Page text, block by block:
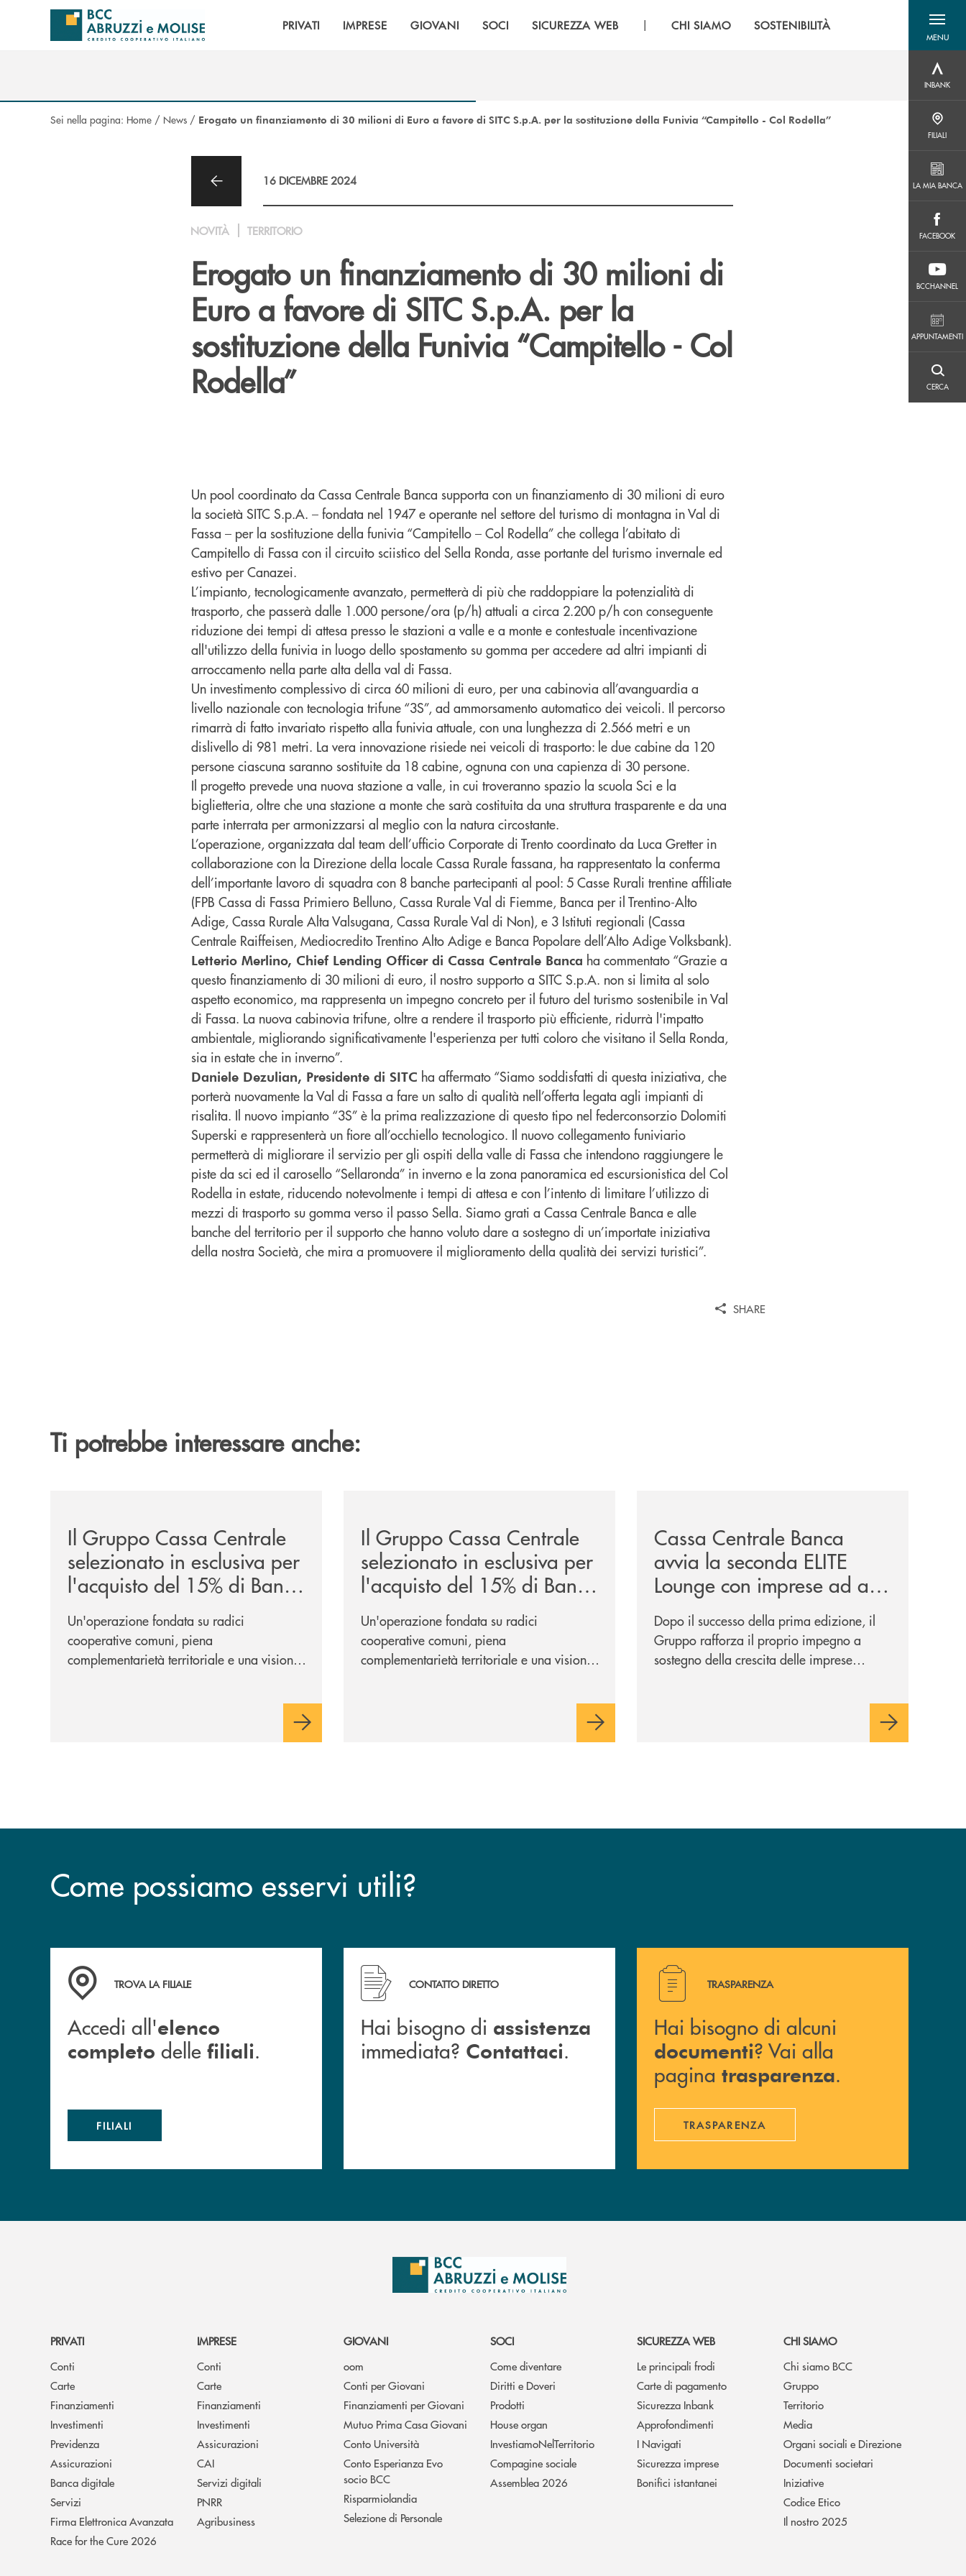
Salta al contenuto principale
PRIVATI IMPRESE GIOVANI SOCI SICUREZZA WEB | CHI SIAMO SOSTENIBILITÀ
MENU
menu
INBANK
FILIALI
LA MIA BANCA
FACEBOOK
BCCHANNEL
APPUNTAMENTI
CERCA
Sei nella pagina: Home / News / Erogato un finanziamento di 30 milioni di Euro a favore di SITC S.p.A. per la sostituzione della Funivia “Campitello - Col Rodella”
16 DICEMBRE 2024
NOVITÀ TERRITORIO
Erogato un finanziamento di 30 milioni di
Euro a favore di SITC S.p.A. per la
sostituzione della Funivia “Campitello - Col
Rodella”
Un pool coordinato da Cassa Centrale Banca supporta con un finanziamento di 30 milioni di euro
la società SITC S.p.A. – fondata nel 1947 e operante nel settore del turismo di montagna in Val di
Fassa – per la sostituzione della funivia “Campitello – Col Rodella” che collega l’abitato di
Campitello di Fassa con il circuito sciistico del Sella Ronda, asse portante del turismo invernale ed
estivo per Canazei.
L’impianto, tecnologicamente avanzato, permetterà di più che raddoppiare la potenzialità di
trasporto, che passerà dalle 1.000 persone/ora (p/h) attuali a circa 2.200 p/h con conseguente
riduzione dei tempi di attesa presso le stazioni a valle e a monte e contestuale incentivazione
all'utilizzo della funivia in luogo dello spostamento su gomma per accedere ad altri impianti di
arroccamento nella parte alta della val di Fassa.
Un investimento complessivo di circa 60 milioni di euro, per una cabinovia all’avanguardia a
livello nazionale con tecnologia trifune “3S”, ad ammorsamento automatico dei veicoli. Il percorso
rimarrà di fatto invariato rispetto alla funivia attuale, con una lunghezza di 2.566 metri e un
dislivello di 981 metri. La vera innovazione risiede nei veicoli di trasporto: le due cabine da 120
persone ciascuna saranno sostituite da 18 cabine, ognuna con una capienza di 30 persone.
Il progetto prevede una nuova stazione a valle, in cui troveranno spazio la scuola Sci e la
biglietteria, oltre che una stazione a monte che sarà costituita da una struttura trasparente e da una
parte interrata per armonizzarsi al meglio con la natura circostante.
L’operazione, organizzata dal team dell’ufficio Corporate di Trento coordinato da Luca Gretter in
collaborazione con la Direzione della locale Cassa Rurale fassana, ha rappresentato la conferma
dell’importante lavoro di squadra con 8 banche partecipanti al pool: 5 Casse Rurali trentine affiliate
(FPB Cassa di Fassa Primiero Belluno, Cassa Rurale Val di Fiemme, Banca per il Trentino-Alto
Adige, Cassa Rurale Alta Valsugana, Cassa Rurale Val di Non), e 3 Istituti regionali (Cassa
Centrale Raiffeisen, Mediocredito Trentino Alto Adige e Banca Popolare dell’Alto Adige Volksbank).
Letterio Merlino, Chief Lending Officer di Cassa Centrale Banca ha commentato “Grazie a
questo finanziamento di 30 milioni di euro, il nostro supporto a SITC S.p.A. non si limita al solo
aspetto economico, ma rappresenta un impegno concreto per il futuro del turismo sostenibile in Val
di Fassa. La nuova cabinovia trifune, oltre a rendere il trasporto più efficiente, ridurrà l'impatto
ambientale, migliorando significativamente l'esperienza per tutti coloro che visitano il Sella Ronda,
sia in estate che in inverno”.
Daniele Dezulian, Presidente di SITC ha affermato “Siamo soddisfatti di questa iniziativa, che
porterà nuovamente la Val di Fassa a fare un salto di qualità nell’offerta legata agli impianti di
risalita. Il nuovo impianto “3S” è la prima realizzazione di questo tipo nel federconsorzio Dolomiti
Superski e rappresenterà un fiore all’occhiello tecnologico. Il nuovo collegamento funiviario
permetterà di migliorare il servizio per gli ospiti della valle di Fassa che intendono raggiungere le
piste da sci ed il carosello “Sellaronda” in inverno e la zona panoramica ed escursionistica del Col
Rodella in estate, riducendo notevolmente i tempi di attesa e con l’intento di limitare l’utilizzo di
mezzi di trasporto su gomma verso il passo Sella. Siamo grati a Cassa Centrale Banca e alle
banche del territorio per il supporto che hanno voluto dare a sostegno di un’importate iniziativa
della nostra Società, che mira a promuovere il miglioramento della qualità dei servizi turistici”.
SHARE
Ti potrebbe interessare anche:
Il Gruppo Cassa Centrale
selezionato in esclusiva per
l'acquisto del 15% di Banca
Cambiano 1884
Un'operazione fondata su radici
cooperative comuni, piena
complementarietà territoriale e una visione
Il Gruppo Cassa Centrale
selezionato in esclusiva per
l'acquisto del 15% di Banca
Cambiano 1884
Un'operazione fondata su radici
cooperative comuni, piena
complementarietà territoriale e una visione
Cassa Centrale Banca
avvia la seconda ELITE
Lounge con imprese ad alto
potenziale
Dopo il successo della prima edizione, il
Gruppo rafforza il proprio impegno a
sostegno della crescita delle imprese
Come possiamo esservi utili?
Accedi all' elenco completo delle filiali .
TROVA LA FILIALE
Accedi all'elenco
completo delle filiali.
FILIALI
CONTATTO DIRETTO
Hai bisogno di assistenza
immediata? Contattaci.
Hai bisogno di alcuni documenti ? Vai alla pagina
TRASPARENZA
Hai bisogno di alcuni
documenti? Vai alla
pagina trasparenza.
TRASPARENZA
PRIVATI
Conti
Carte
Finanziamenti
Investimenti
Previdenza
Assicurazioni
Banca digitale
Servizi
Firma Elettronica Avanzata
Race for the Cure 2026
IMPRESE
Conti
Carte
Finanziamenti
Investimenti
Assicurazioni
CAI
Servizi digitali
PNRR
Agribusiness
GIOVANI
oom
Conti per Giovani
Finanziamenti per Giovani
Mutuo Prima Casa Giovani
Conto Università
Conto Esperianza Evo
socio BCC
Risparmiolandia
Selezione di Personale
SOCI
Come diventare
Diritti e Doveri
Prodotti
House organ
InvestiamoNelTerritorio
Compagine sociale
Assemblea 2026
SICUREZZA WEB
Le principali frodi
Carte di pagamento
Sicurezza Inbank
Approfondimenti
I Navigati
Sicurezza imprese
Bonifici istantanei
CHI SIAMO
Chi siamo BCC
Gruppo
Territorio
Media
Organi sociali e Direzione
Documenti societari
Iniziative
Codice Etico
Il nostro 2025